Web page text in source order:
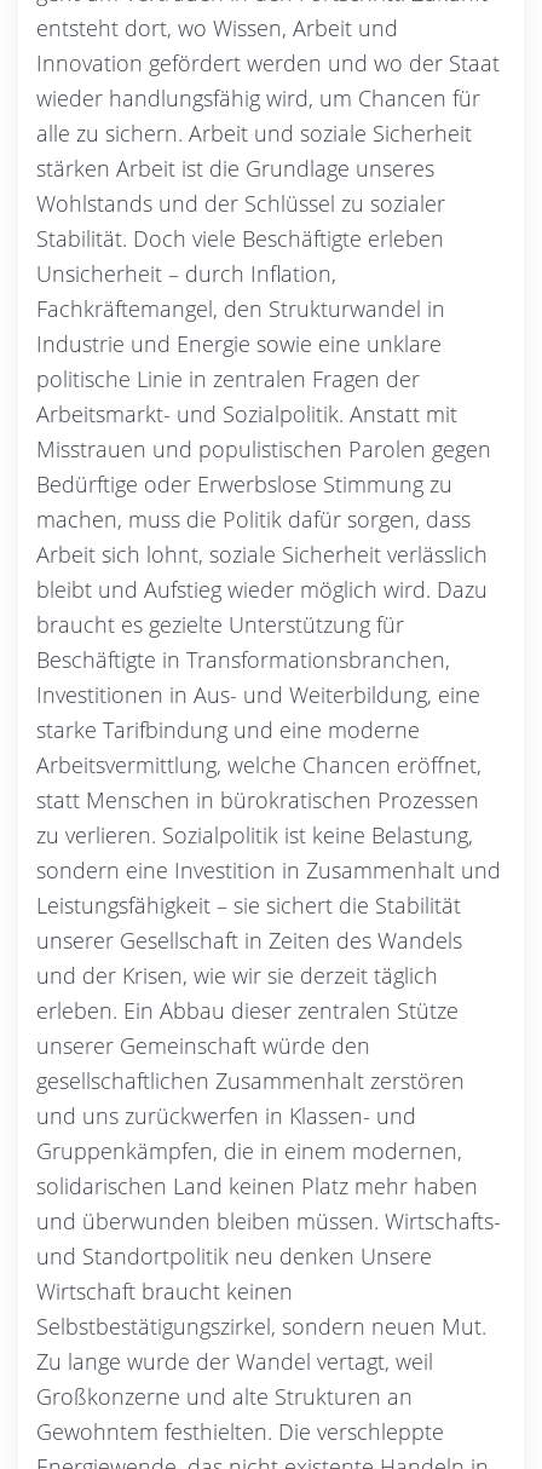
entsteht dort, wo Wissen, Arbeit und
Innovation gefördert werden und wo der Staat
wieder handlungsfähig wird, um Chancen für
alle zu sichern. Arbeit und soziale Sicherheit
stärken Arbeit ist die Grundlage unseres
Wohlstands und der Schlüssel zu sozialer
Stabilität. Doch viele Beschäftigte erleben
Unsicherheit – durch Inflation,
Fachkräftemangel, den Strukturwandel in
Industrie und Energie sowie eine unklare
politische Linie in zentralen Fragen der
Arbeitsmarkt- und Sozialpolitik. Anstatt mit
Misstrauen und populistischen Parolen gegen
Bedürftige oder Erwerbslose Stimmung zu
machen, muss die Politik dafür sorgen, dass
Arbeit sich lohnt, soziale Sicherheit verlässlich
bleibt und Aufstieg wieder möglich wird. Dazu
braucht es gezielte Unterstützung für
Beschäftigte in Transformationsbranchen,
Investitionen in Aus- und Weiterbildung, eine
starke Tarifbindung und eine moderne
Arbeitsvermittlung, welche Chancen eröffnet,
statt Menschen in bürokratischen Prozessen
zu verlieren. Sozialpolitik ist keine Belastung,
sondern eine Investition in Zusammenhalt und
Leistungsfähigkeit – sie sichert die Stabilität
unserer Gesellschaft in Zeiten des Wandels
und der Krisen, wie wir sie derzeit täglich
erleben. Ein Abbau dieser zentralen Stütze
unserer Gemeinschaft würde den
gesellschaftlichen Zusammenhalt zerstören
und uns zurückwerfen in Klassen- und
Gruppenkämpfen, die in einem modernen,
solidarischen Land keinen Platz mehr haben
und überwunden bleiben müssen. Wirtschafts-
und Standortpolitik neu denken Unsere
Wirtschaft braucht keinen
Selbstbestätigungszirkel, sondern neuen Mut.
Zu lange wurde der Wandel vertagt, weil
Großkonzerne und alte Strukturen an
Gewohntem festhielten. Die verschleppte